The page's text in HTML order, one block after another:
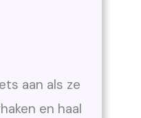
aan als ze
en haal